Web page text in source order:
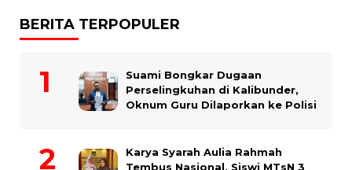
BERITA TERPOPULER
Suami Bongkar Dugaan
Perselingkuhan di Kalibunder,
Oknum Guru Dilaporkan ke Polisi
Karya Syarah Aulia Rahmah
Tembus Nasional, Siswi MTsN 3